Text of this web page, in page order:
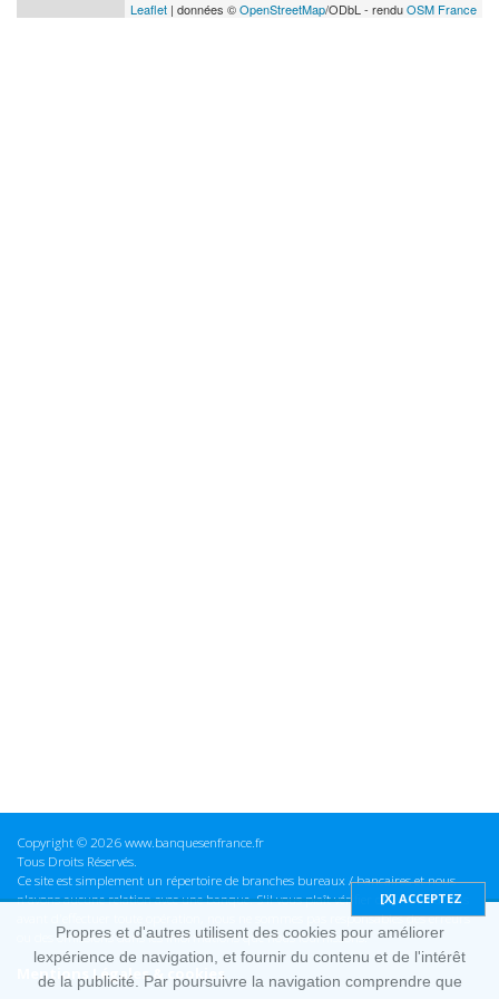
Leaflet | données ©OpenStreetMap/ODbL - renduOSM France
Copyright © 2026 www.banquesenfrance.fr
Tous Droits Réservés.
Ce site est simplement un répertoire de branches bureaux / bancaires et nous
n'avons aucune relation avec une banque. S'il vous plaît vérifier ces informations
avant d'effectuer toute opération, nous ne sommes pas responsables des erreurs
ou des omissions dans les informations que nous fournissons.
Mentions Légales & cookies
Propres et d'autres utilisent des cookies pour améliorer
lexpérience de navigation, et fournir du contenu et de l'intérêt
de la publicité. Par poursuivre la navigation comprendre que